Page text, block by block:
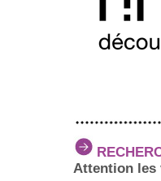
Attention les